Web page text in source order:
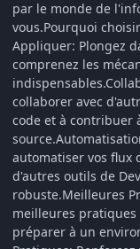
par le monde de
vous.Pourquoi
Appliquer: Plongez
comprenez les
collaborer avec
code et à contribuer
automatiser vos flux
d'autres outils de
robuste.Meilleures
meilleures
préparer à un